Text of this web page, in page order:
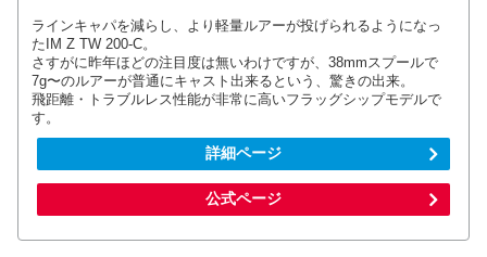
ラインキャパを減らし、より軽量ルアーが投げられるようになっ
たIM Z TW 200-C。
さすがに昨年ほどの注目度は無いわけですが、38mmスプールで
7g〜のルアーが普通にキャスト出来るという、驚きの出来。
飛距離・トラブルレス性能が非常に高いフラッグシップモデルで
す。
詳細ページ
公式ページ